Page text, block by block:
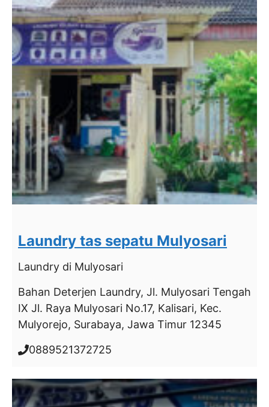
Laundry tas sepatu Mulyosari
Laundry di Mulyosari
Bahan Deterjen Laundry, Jl. Mulyosari Tengah
IX Jl. Raya Mulyosari No.17, Kalisari, Kec.
Mulyorejo, Surabaya, Jawa Timur 12345
0889521372725